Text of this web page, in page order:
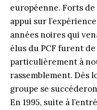
européenne. Forts
appui sur
années noires qui
élus du PCF furent
particulièrement à
rassemblement. Dès
groupe se
En 1995, suite à